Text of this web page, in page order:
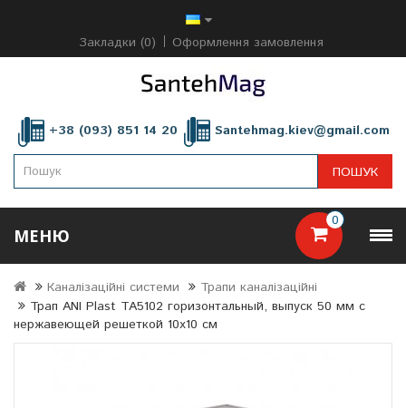
Закладки (0) Оформлення замовлення
+38 (093) 851 14 20 Santehmag.kiev@gmail.com
0
ПОШУК
МЕНЮ
Каналізаційні системи
Трапи каналізаційні
Трап ANI Plast TA5102 горизонтальный, выпуск 50 мм с
нержавеющей решеткой 10x10 см